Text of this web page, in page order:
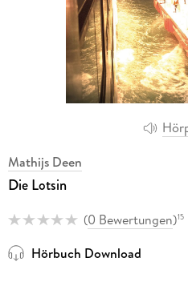
Mathijs Deen
Die Lotsin
(0 Bewertungen)15
Hörbuch Download